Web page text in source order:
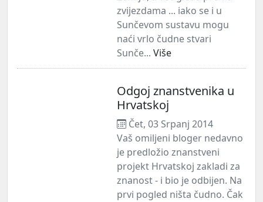
zvijezdama ... iako se i u
Sunčevom sustavu mogu
naći vrlo čudne stvari
Sunče... Više
Odgoj znanstvenika u
Hrvatskoj
Čet, 03 Srpanj 2014
Vaš omiljeni bloger nedavno
je predložio znanstveni
projekt Hrvatskoj zakladi za
znanost - i bio je odbijen. Na
prvi pogled ništa čudno. Čak